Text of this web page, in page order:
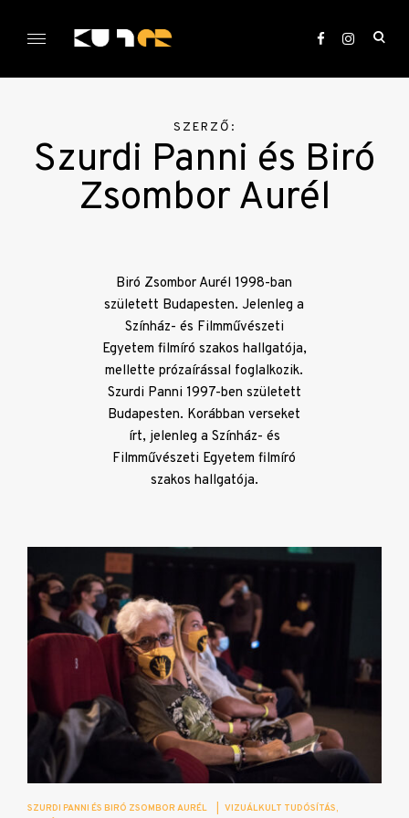
KULTer.hu
SZERZŐ:
Szurdi Panni és Biró
Zsombor Aurél
Biró Zsombor Aurél 1998-ban
született Budapesten. Jelenleg a
Színház- és Filmművészeti
Egyetem filmíró szakos hallgatója,
mellette prózaírással foglalkozik.
Szurdi Panni 1997-ben született
Budapesten. Korábban verseket
írt, jelenleg a Színház- és
Filmművészeti Egyetem filmíró
szakos hallgatója.
SZURDI PANNI ÉS BIRÓ ZSOMBOR AURÉL
VIZUÁLKULT TUDÓSÍTÁS